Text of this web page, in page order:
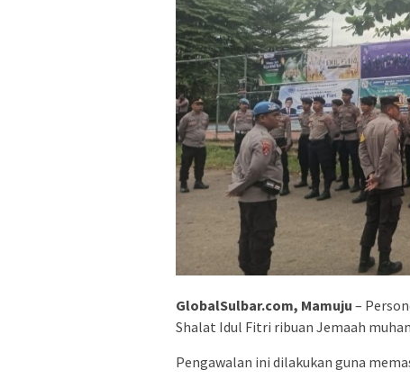
GlobalSulbar.com, Mamuju –
Shalat Idul Fitri ribuan Jemaah
Pengawalan ini dilakukan guna